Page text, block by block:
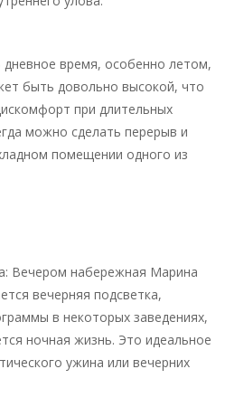
время, особенно летом,
быть довольно высокой, что
при длительных
можно сделать перерыв и
помещении одного из
Вечером набережная Марина
вечерняя подсветка,
в некоторых заведениях,
ночная жизнь. Это идеальное
ужина или вечерних